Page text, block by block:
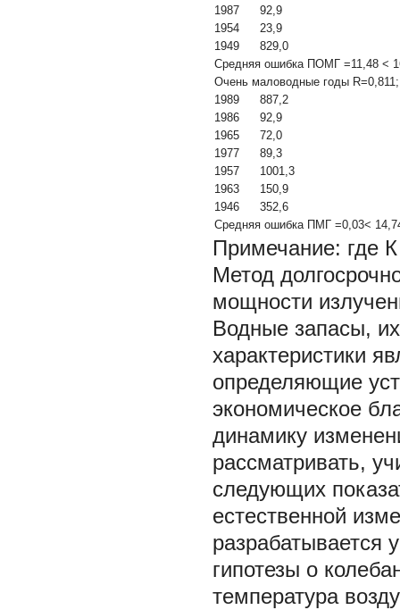
1987
92,9
1954
23,9
1949
829,0
Средняя ошибка ПОМГ =11,48 <
Очень маловодные годы
1989
887,2
1986
92,9
1965
72,0
1977
89,3
1957
1001,3
1963
150,9
1946
352,6
Средняя ошибка ПМГ =0,03<
Примечание: где
Метод
мощности
Водные запасы,
характеристики
определяющие
экономическое
динамику
рассматривать,
следующих
естественной
разрабатывается
гипотезы о
температура